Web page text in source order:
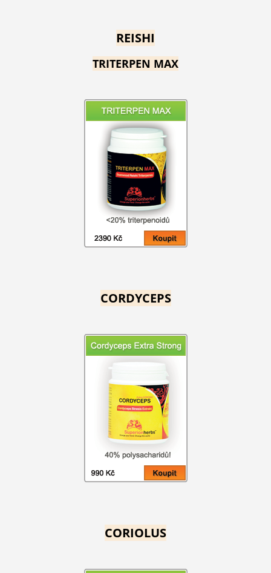
REISHI
TRITERPEN MAX
CORDYCEPS
CORIOLUS